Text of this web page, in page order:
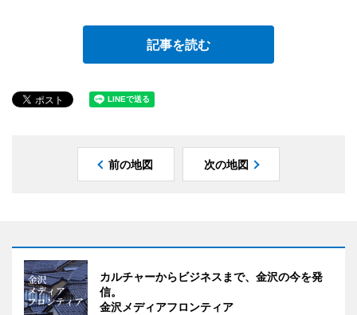
記事を読む
前の地図 次の地図
カルチャーからビジネスまで、金沢の今を発
信。
金沢メディアフロンティア